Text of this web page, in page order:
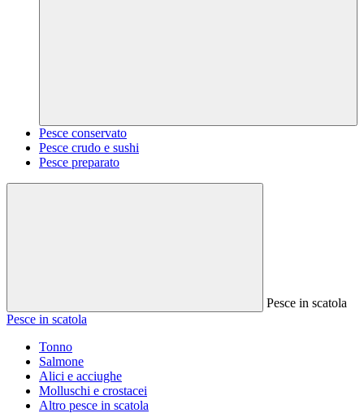
Pesce conservato
Pesce crudo e sushi
Pesce preparato
Pesce in scatola
Pesce in scatola
Tonno
Salmone
Alici e acciughe
Molluschi e crostacei
Altro pesce in scatola